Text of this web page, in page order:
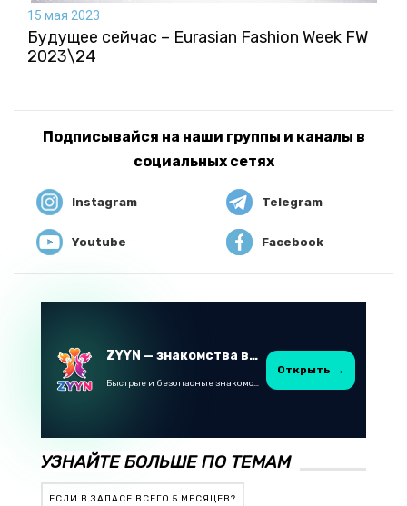
15 мая 2023
Будущее сейчас – Eurasian Fashion Week FW
2023\24
Подписывайся на наши группы и каналы в
социальных сетях
Instagram Telegram
Youtube Facebook
ZYYN — знакомства в Казахстане
Быстрые и безопасные знакомства в Telegram
Открыть →
УЗНАЙТЕ БОЛЬШЕ ПО ТЕМАМ
ЕСЛИ В ЗАПАСЕ ВСЕГО 5 МЕСЯЦЕВ?